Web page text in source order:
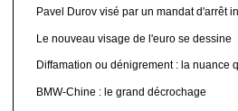
Pavel Durov visé par un mandat d'arrêt
Le nouveau visage de l'euro se dessine
Diffamation ou dénigrement : la nuance
BMW-Chine : le grand décrochage